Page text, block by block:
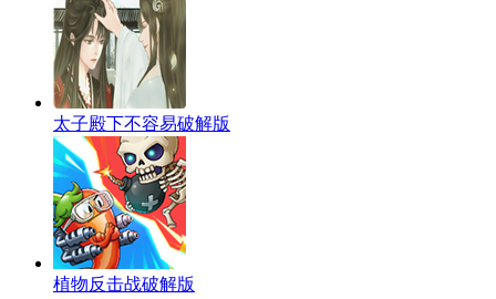
太子殿下不容易破解版
植物反击战破解版